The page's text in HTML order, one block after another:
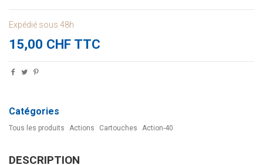
Expédié sous 48h
15,00 CHF TTC
Catégories
Tous les produits Actions Cartouches Action-40
DESCRIPTION